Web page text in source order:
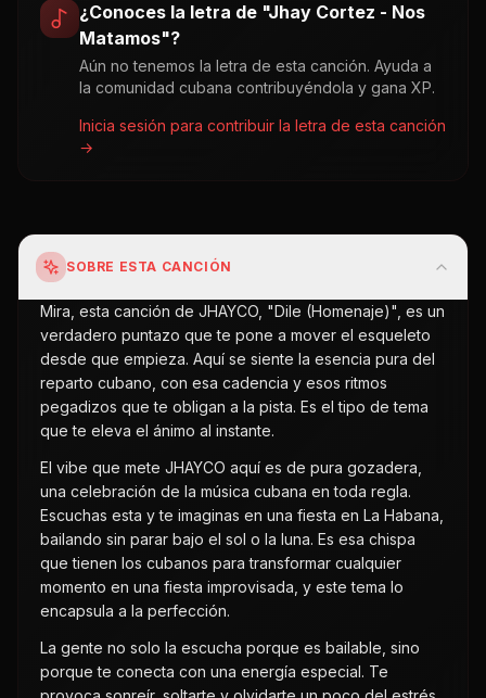
¿Conoces la letra de "Jhay Cortez - Nos
Matamos"?
Aún no tenemos la letra de esta canción. Ayuda a
la comunidad cubana contribuyéndola y gana XP.
Inicia sesión para contribuir la letra de esta canción
→
SOBRE ESTA CANCIÓN
Mira, esta canción de JHAYCO, "Dile (Homenaje)", es un
verdadero puntazo que te pone a mover el esqueleto
desde que empieza. Aquí se siente la esencia pura del
reparto cubano, con esa cadencia y esos ritmos
pegadizos que te obligan a la pista. Es el tipo de tema
que te eleva el ánimo al instante.
El vibe que mete JHAYCO aquí es de pura gozadera,
una celebración de la música cubana en toda regla.
Escuchas esta y te imaginas en una fiesta en La Habana,
bailando sin parar bajo el sol o la luna. Es esa chispa
que tienen los cubanos para transformar cualquier
momento en una fiesta improvisada, y este tema lo
encapsula a la perfección.
La gente no solo la escucha porque es bailable, sino
porque te conecta con una energía especial. Te